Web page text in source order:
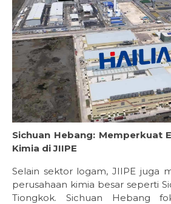
Sichuan Hebang: Memperkuat
Kimia di JIIPE
Selain sektor logam, JIIPE juga
perusahaan kimia besar seperti
Tiongkok. Sichuan Hebang